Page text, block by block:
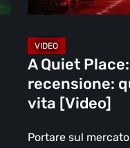
quando
silenzio
è
vita
[Video]
A Quiet
recensione:
vita [Video]
Portare sul